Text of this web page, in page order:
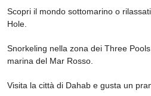
Scopri il mondo sottomarino o
Hole.
Snorkeling nella zona dei Three
marina del Mar Rosso.
Visita la città di Dahab e gusta un